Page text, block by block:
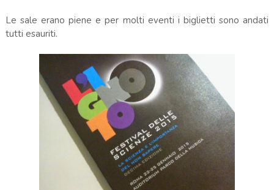
Le sale erano piene e per molti eventi i biglietti sono andati
tutti esauriti.